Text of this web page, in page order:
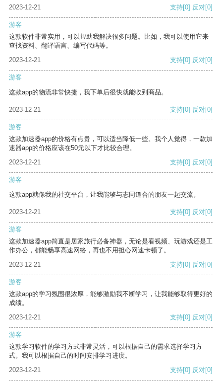
2023-12-21 支持[0] 反对[0]
游客
这款软件非常实用，可以帮助我解决很多问题。比如，我可以使用它来
查找资料、翻译语言、编写代码等。
2023-12-21
支持[0] 反对[0]
游客
这款app的物流非常快捷，我下单后很快就能收到商品。
2023-12-21 支持[0] 反对[0]
游客
这款加速器app的价格有点贵，可以适当降低一些。我个人觉得，一款加
速器app的价格应该在50元以下才比较合理。
2023-12-21
支持[0] 反对[0]
游客
这款app就像我的社交平台，让我能够与志同道合的朋友一起交流。
2023-12-21 支持[0] 反对[0]
游客
这款加速器app简直是居家旅行必备神器，无论是看视频、玩游戏还是工
作办公，都能畅享高速网络，再也不用担心网速卡顿了。
2023-12-21
支持[0] 反对[0]
游客
这款app的学习氛围很浓厚，能够激励我不断学习，让我能够取得更好的
成绩。
2023-12-21
支持[0] 反对[0]
游客
这款学习软件的学习方式非常灵活，可以根据自己的需求选择学习方
式。我可以根据自己的时间安排学习进度。
2023-12-21
支持[0] 反对[0]